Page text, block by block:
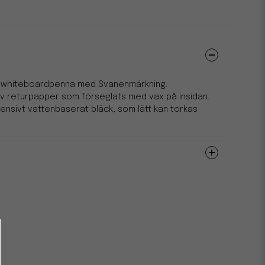
med Svanenmärkning.
returpapper som förseglats med vax på insidan.
vattenbaserat bläck, som lätt kan torkas